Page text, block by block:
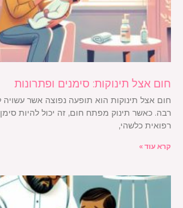
חום אצל תינוקות: סימנים ופתרונות
חום אצל תינוקות הוא תופעה נפוצה אשר עשויה
רבה. כאשר תינוק מפתח חום, זה יכול להיות
רפואית כלשהי,
קרא עוד »